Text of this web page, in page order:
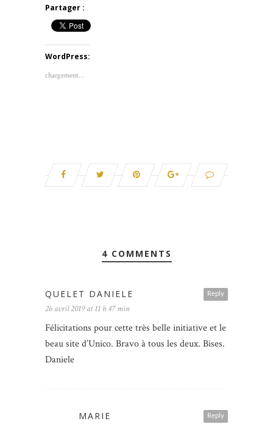
Partager :
WordPress:
chargement…
4 COMMENTS
Reply
QUELET DANIELE
26 avril 2019 at 11 h 47 min
Félicitations pour cette très belle initiative et le
beau site d’Unico. Bravo à tous les deux. Bises.
Daniele
Reply
MARIE